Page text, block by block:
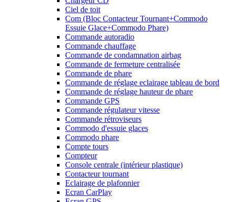
Ciel de toit
Com (Bloc Contacteur Tournant+Commodo
Essuie Glace+Commodo Phare)
Commande autoradio
Commande chauffage
Commande de condamnation airbag
Commande de fermeture centralisée
Commande de phare
Commande de réglage eclairage tableau de bord
Commande de réglage hauteur de phare
Commande GPS
Commande régulateur vitesse
Commande rétroviseurs
Commodo d'essuie glaces
Commodo phare
Compte tours
Compteur
Console centrale (intérieur plastique)
Contacteur tournant
Eclairage de plafonnier
Ecran CarPlay